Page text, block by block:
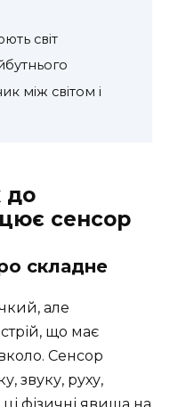
світ
між світом і
до
сенсор
складне
але
що має
Сенсор
звуку, руху,